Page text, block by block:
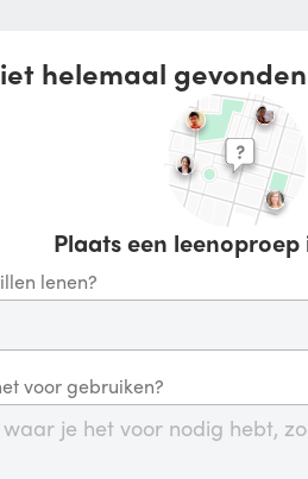
helemaal
Plaats een
lenen?
voor gebruiken?